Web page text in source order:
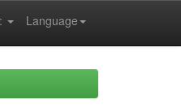
Language